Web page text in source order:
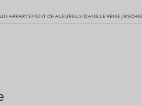
APPARTEMENT CHALEUREUX DANS LE 9ÈME |